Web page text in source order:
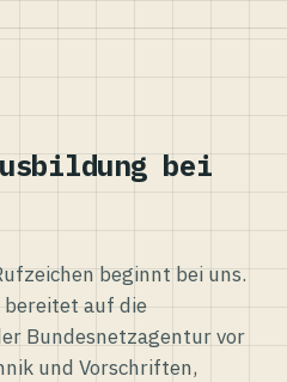
bei
beginnt bei uns.
bereitet auf die
Bundesnetzagentur vor
und Vorschriften,